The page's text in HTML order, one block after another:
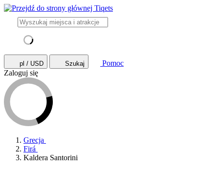
pl / USD Szukaj
Pomoc
Zaloguj się
Grecja
Firá
Kaldera Santorini